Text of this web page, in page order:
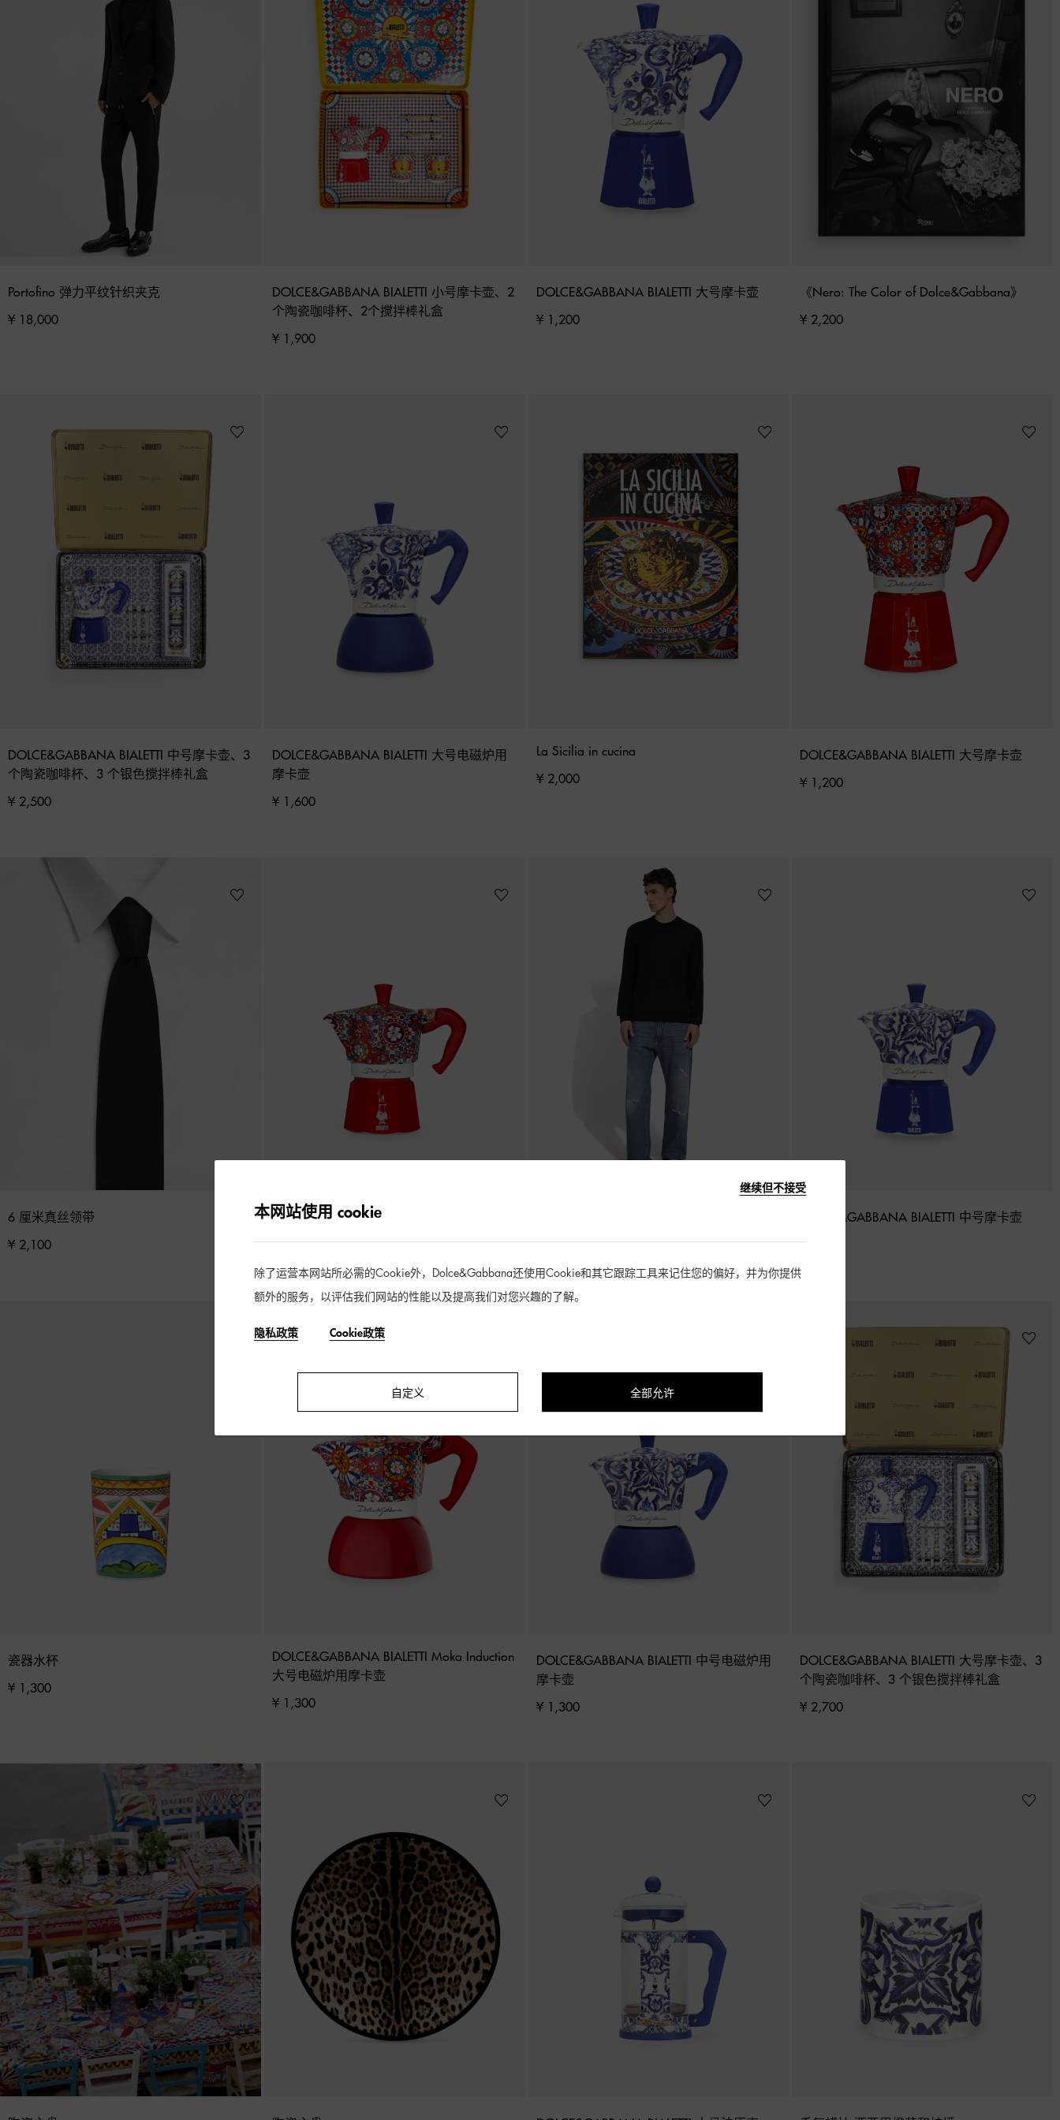
Portofino 弹力平纹针织夹克
¥ 18,000
DOLCE&GABBANA BIALETTI 小号摩卡壶、2
个陶瓷咖啡杯、2个搅拌棒礼盒
¥ 1,900
DOLCE&GABBANA BIALETTI 大号摩卡壶
¥ 1,200
《Nero: The Color of Dolce&Gabbana》
¥ 2,200
DOLCE&GABBANA BIALETTI 中号摩卡壶、3
个陶瓷咖啡杯、3 个银色搅拌棒礼盒
¥ 2,500
DOLCE&GABBANA BIALETTI 大号电磁炉用
摩卡壶
¥ 1,600
La Sicilia in cucina
¥ 2,000
DOLCE&GABBANA BIALETTI 大号摩卡壶
¥ 1,200
6 厘米真丝领带
¥ 2,100
DOLCE&GABBANA BIALETTI 中号摩卡壶
¥ 1,000 ¥ 14,000
DOLCE&GABBANA BIALETTI 中号摩卡壶
¥ 1,000
瓷器水杯
¥ 1,300
DOLCE&GABBANA BIALETTI Moka Induction
大号电磁炉用摩卡壶
¥ 1,300
DOLCE&GABBANA BIALETTI 中号电磁炉用
摩卡壶
¥ 1,300
DOLCE&GABBANA BIALETTI 大号摩卡壶、3
个陶瓷咖啡杯、3 个银色搅拌棒礼盒
¥ 2,700
继续但不接受
本网站使用 cookie
除了运营本网站所必需的Cookie外，Dolce&Gabbana还使用Cookie和其它跟踪工具来记住您的偏好，并为你提供
额外的服务，以评估我们网站的性能以及提高我们对您兴趣的了解。
隐私政策 Cookie政策
自定义 全部允许